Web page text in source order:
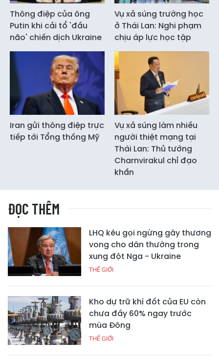
Thông điệp của ông
Putin khi cải tổ 'đầu
não' chiến dịch Ukraine
Vụ xả súng trường học
ở Thái Lan: Nghi phạm
chịu áp lực học tập
Iran gửi thông điệp trực
tiếp tới Tổng thống Mỹ
Vụ xả súng làm nhiều
người thiệt mạng tại
Thái Lan: Thủ tướng
Charnvirakul chỉ đạo
khẩn
ĐỌC THÊM
LHQ kêu gọi ngừng gây thương
vong cho dân thường trong
xung đột Nga - Ukraine
THẾ GIỚI
Kho dự trữ khí đốt của EU còn
chưa đầy 60% ngay trước
mùa Đông
THẾ GIỚI